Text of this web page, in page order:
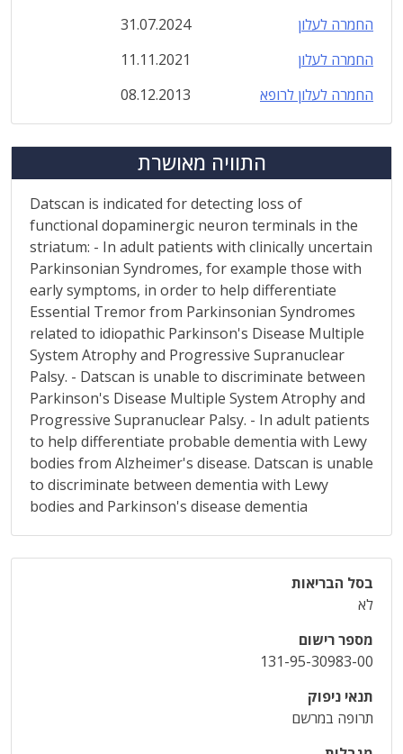
החמרה לעלון
31.07.2024
החמרה לעלון
11.11.2021
החמרה לעלון לרופא
08.12.2013
התוויה מאושרת
Datscan is indicated for detecting loss of
functional dopaminergic neuron terminals in the
striatum: - In adult patients with clinically uncertain
Parkinsonian Syndromes, for example those with
early symptoms, in order to help differentiate
Essential Tremor from Parkinsonian Syndromes
related to idiopathic Parkinson's Disease Multiple
System Atrophy and Progressive Supranuclear
Palsy. - Datscan is unable to discriminate between
Parkinson's Disease Multiple System Atrophy and
Progressive Supranuclear Palsy. - In adult patients
to help differentiate probable dementia with Lewy
bodies from Alzheimer's disease. Datscan is unable
to discriminate between dementia with Lewy
bodies and Parkinson's disease dementia
בסל הבריאות
לא
מספר רישום
131-95-30983-00
תנאי ניפוק
תרופה במרשם